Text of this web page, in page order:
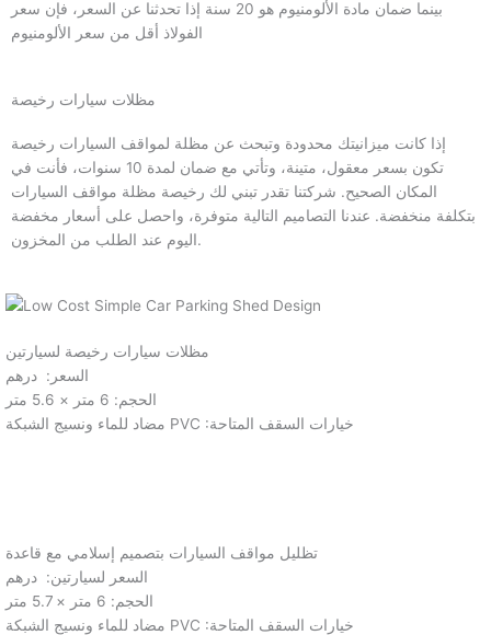
بينما ضمان مادة الألومنيوم هو 20 سنة إذا تحدثنا عن السعر، فإن سعر
الفولاذ أقل من سعر الألومنيوم
مظلات سيارات رخيصة
إذا كانت ميزانيتك محدودة وتبحث عن مظلة لمواقف السيارات رخيصة
تكون بسعر معقول، متينة، وتأتي مع ضمان لمدة 10 سنوات، فأنت في
المكان الصحيح. شركتنا تقدر تبني لك رخيصة مظلة مواقف السيارات
بتكلفة منخفضة. عندنا التصاميم التالية متوفرة، واحصل على أسعار مخفضة
اليوم عند الطلب من المخزون.
مظلات سيارات رخيصة لسيارتين
السعر: درهم
الحجم: 6 متر × 5.6 متر
مضاد للماء ونسيج الشبكة PVC :خيارات السقف المتاحة
تظليل مواقف السيارات بتصميم إسلامي مع قاعدة
السعر لسيارتين: درهم
الحجم: 6 متر × 5.7 متر
مضاد للماء ونسيج الشبكة PVC :خيارات السقف المتاحة